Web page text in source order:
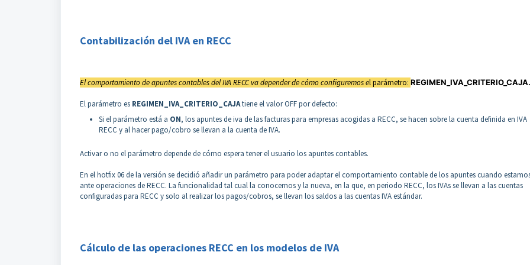
Contabilización del IVA en RECC
El comportamiento de apuntes contables del IVA RECC va depender de cómo configuremos el parámetro: REGIMEN_IVA_CRITERIO_CAJA.
El parámetro es REGIMEN_IVA_CRITERIO_CAJAtiene el valor OFF por defecto:
Si el parámetro está a ON, los apuntes de iva de las facturas para empresas acogidas a RECC, se hacen sobre la cuenta definida en IVA
RECC y al hacer pago/cobro se llevan a la cuenta de IVA.
Activar o no el parámetro depende de cómo espera tener el usuario los apuntes contables.
En el hotfix 06 de la versión se decidió añadir un parámetro para poder adaptar el comportamiento contable de los apuntes cuando
ante operaciones de RECC. La funcionalidad tal cual la conocemos y la nueva, en la que, en periodo RECC, los IVAs se llevan a las cuentas
configuradas para RECC y solo al realizar los pagos/cobros, se llevan los saldos a las cuentas IVA estándar.
Cálculo de las operaciones RECC en los modelos de IVA